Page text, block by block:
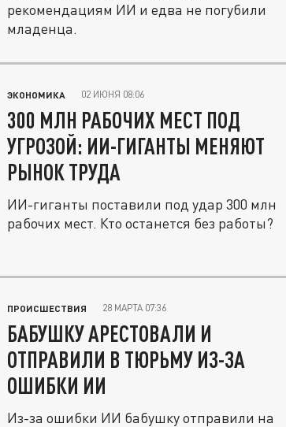
рекомендациям ИИ и едва не погубили
младенца.
ЭКОНОМИКА 02 ИЮНЯ 08:06
300 МЛН РАБОЧИХ МЕСТ ПОД
УГРОЗОЙ: ИИ-ГИГАНТЫ МЕНЯЮТ
РЫНОК ТРУДА
ИИ-гиганты поставили под удар 300 млн
рабочих мест. Кто останется без работы?
ПРОИСШЕСТВИЯ 28 МАРТА 07:36
БАБУШКУ АРЕСТОВАЛИ И
ОТПРАВИЛИ В ТЮРЬМУ ИЗ-ЗА
ОШИБКИ ИИ
Из-за ошибки ИИ бабушку отправили на